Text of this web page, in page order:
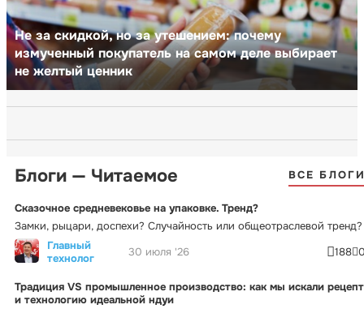
Не за скидкой, но за утешением: почему
измученный покупатель на самом деле выбирает
не желтый ценник
Блоги — Читаемое ВСЕ
Сказочное средневековье на упаковке. Тренд?
Замки, рыцари, доспехи? Случайность или общеотраслевой тренд?
Главный
технолог
30 июля '26 188
Традиция VS промышленное производство: как мы искали рецепт
и технологию идеальной ндуи